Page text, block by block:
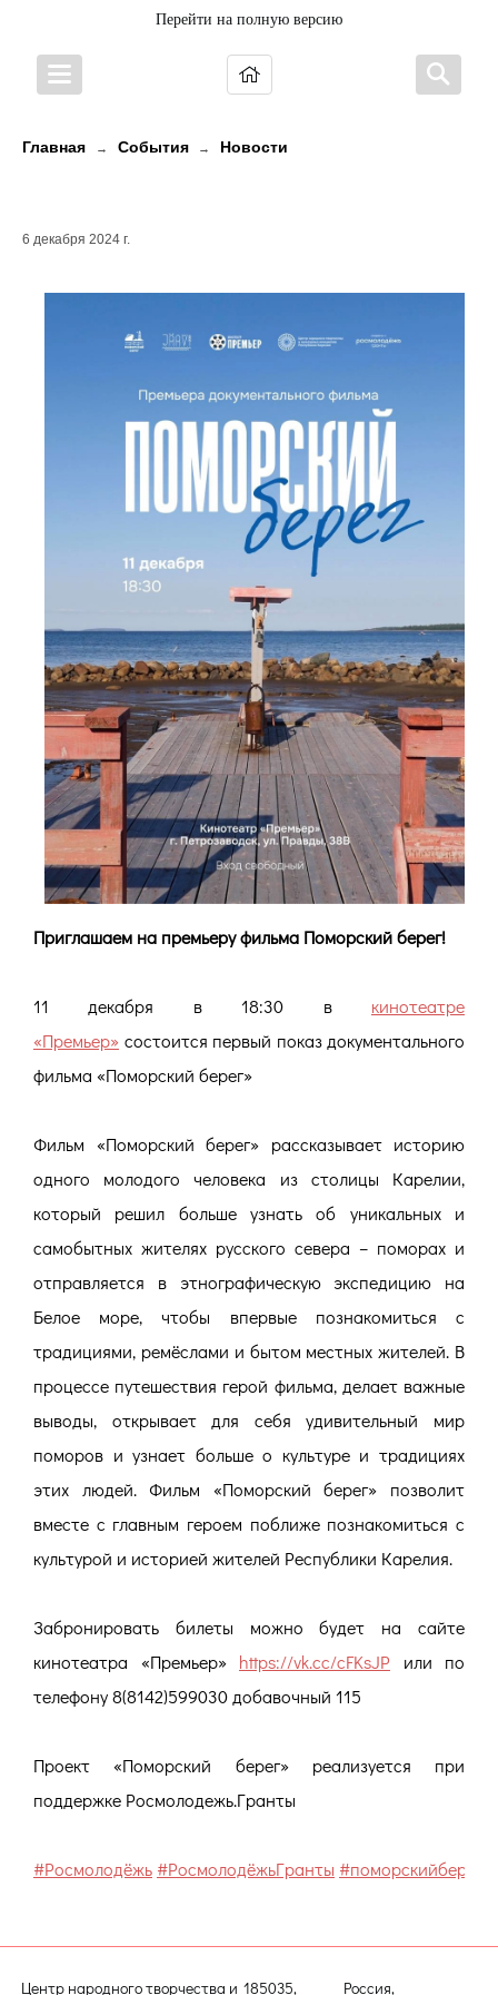
Перейти на полную версию
Главная → События → Новости
6 декабря 2024 г.
Приглашаем на премьеру фильма Поморский берег!
11 декабря в 18:30 в кинотеатре
«Премьер» состоится первый показ документального
фильма «Поморский берег»
Фильм «Поморский берег» рассказывает историю
одного молодого человека из столицы Карелии,
который решил больше узнать об уникальных и
самобытных жителях русского севера – поморах и
отправляется в этнографическую экспедицию на
Белое море, чтобы впервые познакомиться с
традициями, ремёслами и бытом местных жителей. В
процессе путешествия герой фильма, делает важные
выводы, открывает для себя удивительный мир
поморов и узнает больше о культуре и традициях
этих людей. Фильм «Поморский берег» позволит
вместе с главным героем поближе познакомиться с
культурой и историей жителей Республики Карелия.
Забронировать билеты можно будет на сайте
кинотеатра «Премьер» https://vk.cc/cFKsJP или по
телефону 8(8142)599030 добавочный 115
Проект «Поморский берег» реализуется при
поддержке Росмолодежь.Гранты
#Росмолодёжь #РосмолодёжьГранты #поморскийберег
Центр народного творчества и 185035, Россия,